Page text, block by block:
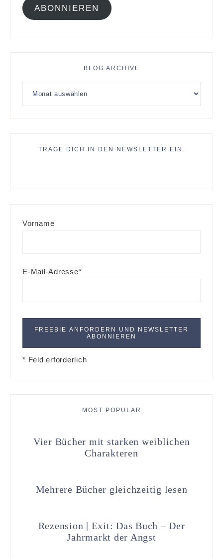
ABONNIEREN
BLOG ARCHIVE
TRAGE DICH IN DEN NEWSLETTER EIN.
Vorname
E-Mail-Adresse*
* Feld erforderlich
MOST POPULAR
Vier Bücher mit starken weiblichen
Charakteren
Mehrere Bücher gleichzeitig lesen
Rezension | Exit: Das Buch – Der
Jahrmarkt der Angst